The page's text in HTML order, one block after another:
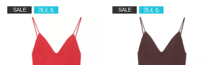
SALE 洗える SALE 洗える